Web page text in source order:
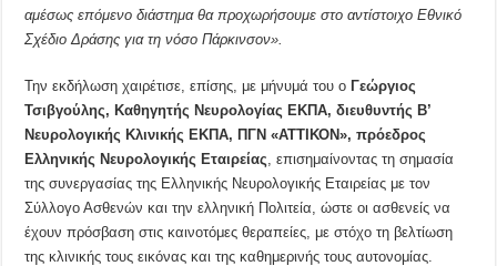
αμέσως επόμενο διάστημα θα προχωρήσουμε στο αντίστοιχο Εθνικό
Σχέδιο Δράσης για τη νόσο Πάρκινσον».
Την εκδήλωση χαιρέτισε, επίσης, με μήνυμά του οΓεώργιος
Τσιβγούλης, Καθηγητής Νευρολογίας ΕΚΠΑ, διευθυντής Β’
Νευρολογικής Κλινικής ΕΚΠΑ, ΠΓΝ «ΑΤΤΙΚΟΝ», πρόεδρος
Ελληνικής Νευρολογικής Εταιρείας , επισημαίνοντας τη σημασία
της συνεργασίας της Ελληνικής Νευρολογικής Εταιρείας με τον
Σύλλογο Ασθενών και την ελληνική Πολιτεία, ώστε οι ασθενείς να
έχουν πρόσβαση στις καινοτόμες θεραπείες, με στόχο τη βελτίωση
της κλινικής τους εικόνας και της καθημερινής τους αυτονομίας.